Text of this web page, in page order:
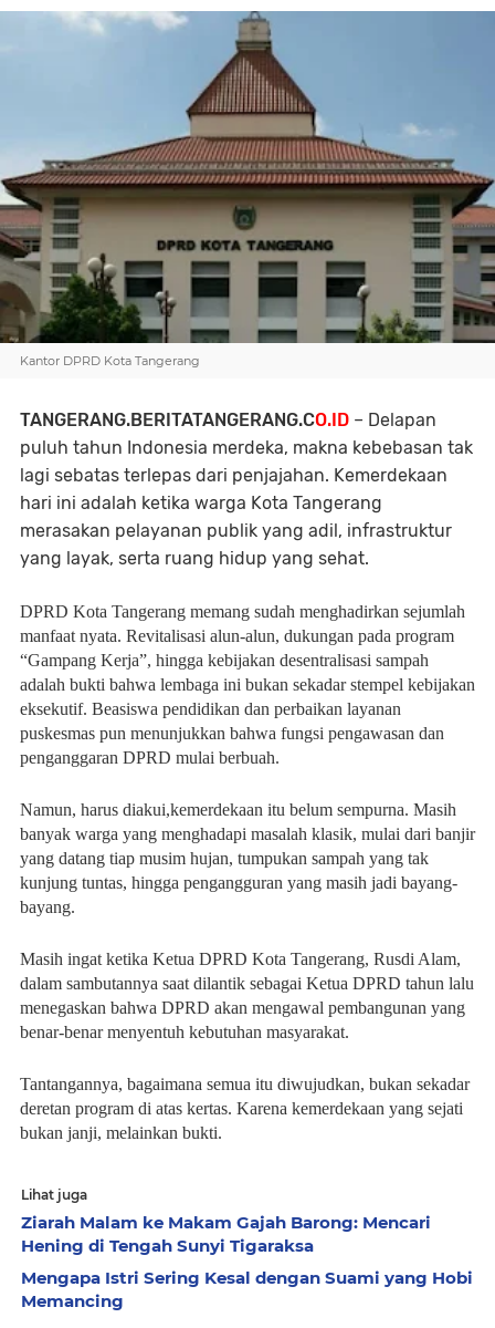
Kantor DPRD Kota Tangerang
TANGERANG.BERITATANGERANG.CO.ID – Delapan
puluh tahun Indonesia merdeka, makna kebebasan tak
lagi sebatas terlepas dari penjajahan. Kemerdekaan
hari ini adalah ketika warga Kota Tangerang
merasakan pelayanan publik yang adil, infrastruktur
yang layak, serta ruang hidup yang sehat.
DPRD Kota Tangerang memang sudah menghadirkan sejumlah
manfaat nyata. Revitalisasi alun-alun, dukungan pada program
“Gampang Kerja”, hingga kebijakan desentralisasi sampah
adalah bukti bahwa lembaga ini bukan sekadar stempel kebijakan
eksekutif. Beasiswa pendidikan dan perbaikan layanan
puskesmas pun menunjukkan bahwa fungsi pengawasan dan
penganggaran DPRD mulai berbuah.
Namun, harus diakui,kemerdekaan itu belum sempurna. Masih
banyak warga yang menghadapi masalah klasik, mulai dari banjir
yang datang tiap musim hujan, tumpukan sampah yang tak
kunjung tuntas, hingga pengangguran yang masih jadi bayang-
bayang.
Masih ingat ketika Ketua DPRD Kota Tangerang, Rusdi Alam,
dalam sambutannya saat dilantik sebagai Ketua DPRD tahun lalu
menegaskan bahwa DPRD akan mengawal pembangunan yang
benar-benar menyentuh kebutuhan masyarakat.
Tantangannya, bagaimana semua itu diwujudkan, bukan sekadar
deretan program di atas kertas. Karena kemerdekaan yang sejati
bukan janji, melainkan bukti.
Lihat juga
Ziarah Malam ke Makam Gajah Barong: Mencari
Hening di Tengah Sunyi Tigaraksa
Mengapa Istri Sering Kesal dengan Suami yang Hobi
Memancing